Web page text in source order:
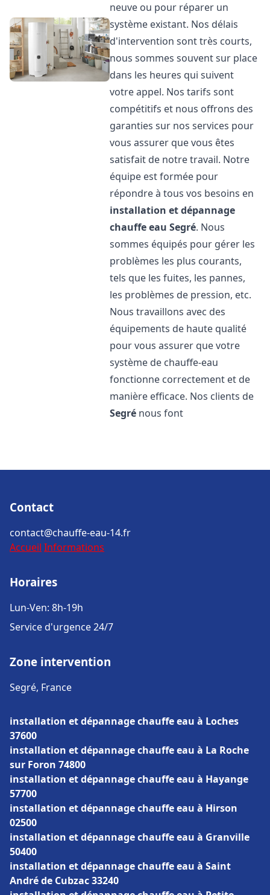
neuve ou pour réparer un
système existant. Nos délais
d'intervention sont très courts,
nous sommes souvent sur place
dans les heures qui suivent
votre appel. Nos tarifs sont
compétitifs et nous offrons des
garanties sur nos services pour
vous assurer que vous êtes
satisfait de notre travail. Notre
équipe est formée pour
répondre à tous vos besoins en
installation et dépannage
chauffe eau Segré. Nous
sommes équipés pour gérer les
problèmes les plus courants,
tels que les fuites, les pannes,
les problèmes de pression, etc.
Nous travaillons avec des
équipements de haute qualité
pour vous assurer que votre
système de chauffe-eau
fonctionne correctement et de
manière efficace. Nos clients de
Segré nous font
Contact
contact@chauffe-eau-14.fr
Accueil Informations
Horaires
Lun-Ven: 8h-19h
Service d'urgence 24/7
Zone intervention
Segré, France
installation et dépannage chauffe eau à Loches
37600
installation et dépannage chauffe eau à La Roche
sur Foron 74800
installation et dépannage chauffe eau à Hayange
57700
installation et dépannage chauffe eau à Hirson
02500
installation et dépannage chauffe eau à Granville
50400
installation et dépannage chauffe eau à Saint
André de Cubzac 33240